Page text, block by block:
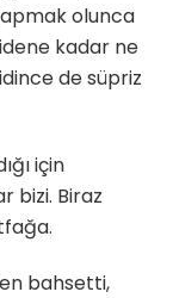
olunca
kadar ne
de süpriz
için
bizi. Biraz
bahsetti,